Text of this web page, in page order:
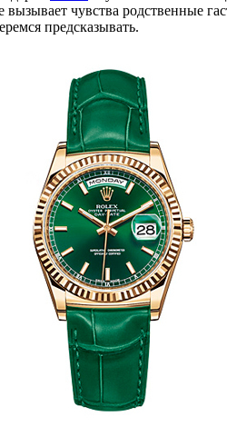
чувства родственные
предсказывать.